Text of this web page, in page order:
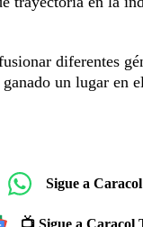
diferentes
un lugar en el
Sigue a
📺 Sigue a Caracol